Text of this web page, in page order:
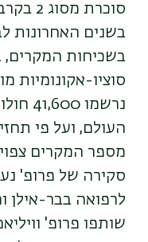
סוכרת
בשנים האחרונות
בשכיחות המקרים,
מספר המקרים
סקירה של פרופ'
לרפואה בבר-אילן
שותפו פרופ'